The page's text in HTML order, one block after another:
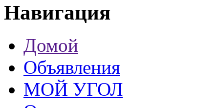
Навигация
Домой
Объявления
МОЙ УГОЛ